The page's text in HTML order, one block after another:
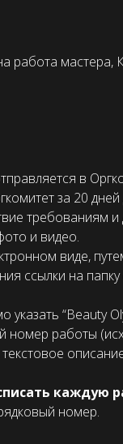
работа
в
за 20
требованиям и
и видео.
виде,
ссылки на
указать
номер работы
каждую
номер.